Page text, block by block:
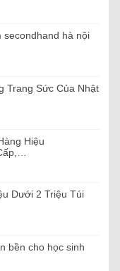
secondhand hà nội
Trang Sức Của Nhật
Hiệu
Dưới 2 Triệu Túi
bền cho học sinh